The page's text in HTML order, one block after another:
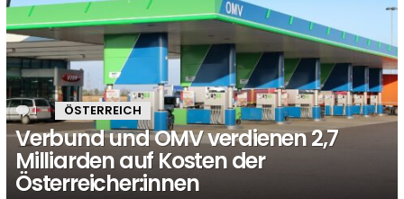
1 Kommentar
ÖSTERREICH
Verbund und OMV verdienen 2,7
Milliarden auf Kosten der
Österreicher:innen